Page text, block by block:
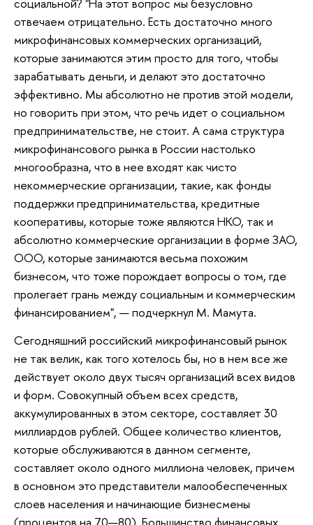
отвечаем отрицательно. Есть достаточно много
микрофинансовых коммерческих организаций,
которые занимаются этим просто для того, чтобы
зарабатывать деньги, и делают это достаточно
эффективно. Мы абсолютно не против этой модели,
но говорить при этом, что речь идет о социальном
предпринимательстве, не стоит. А сама структура
микрофинансового рынка в России настолько
многообразна, что в нее входят как чисто
некоммерческие организации, такие, как фонды
поддержки предпринимательства, кредитные
кооперативы, которые тоже являются НКО, так и
абсолютно коммерческие организации в форме ЗАО,
ООО, которые занимаются весьма похожим
бизнесом, что тоже порождает вопросы о том, где
пролегает грань между социальным и коммерческим
финансированием", — подчеркнул М. Мамута.
Сегодняшний российский микрофинансовый рынок
не так велик, как того хотелось бы, но в нем все же
действует около двух тысяч организаций всех видов
и форм. Совокупный объем всех средств,
аккумулированных в этом секторе, составляет 30
миллиардов рублей. Общее количество клиентов,
которые обслуживаются в данном сегменте,
составляет около одного миллиона человек, причем
в основном это представители малообеспеченных
слоев населения и начинающие бизнесмены
(процентов на 70—80). Большинство финансовых